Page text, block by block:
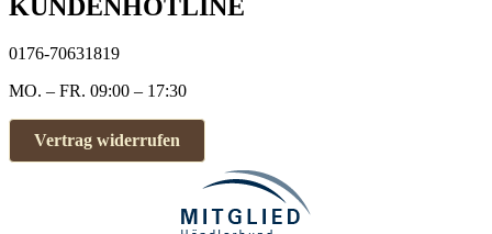
KUNDENHOTLINE
0176-70631819
MO. – FR. 09:00 – 17:30
Vertrag widerrufen